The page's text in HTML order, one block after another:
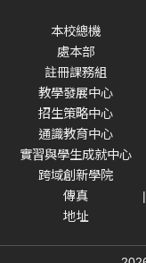
本校總機
處本部
註冊課務組
教學發展中心
招生策略中心
通識教育中心
實習與學生成就中心
跨域創新學院
傳真
地址